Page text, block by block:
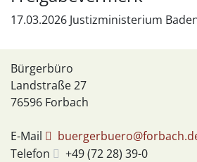
17.03.2026 Justizministerium
Bürgerbüro
Landstraße 27
76596 Forbach
E-Mail
Telefon
+49 (7228) 39-0